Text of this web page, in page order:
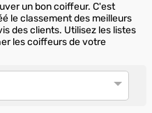
un bon coiffeur. C'est
le classement des meilleurs
des clients. Utilisez les listes
les coiffeurs de votre